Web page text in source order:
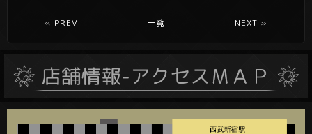
« PREV 一覧 NEXT »